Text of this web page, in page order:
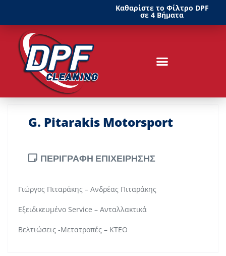
Καθαρίστε το Φίλτρο DPF
σε 4 Βήματα
G. Pitarakis Motorsport
ΠΕΡΙΓΡΑΦΗ ΕΠΙΧΕΙΡΗΣΗΣ
Γιώργος Πιταράκης – Ανδρέας Πιταράκης
Εξειδικευμένο Service – Ανταλλακτικά
Βελτιώσεις -Μετατροπές – ΚΤΕΟ